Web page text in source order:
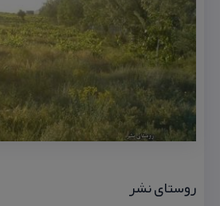
روستای نشر